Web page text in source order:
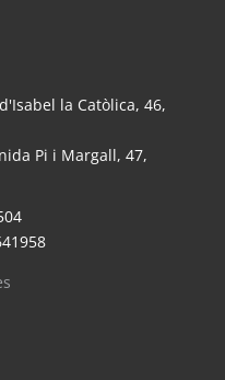
la Catòlica, 46,
Pi i Margall, 47,